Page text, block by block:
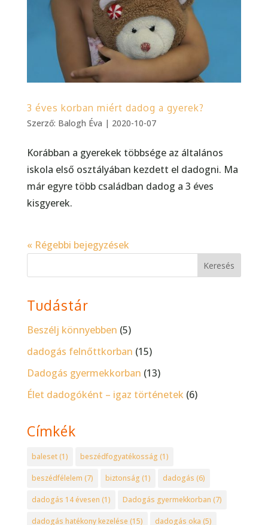
3 éves korban miért dadog a gyerek?
Szerző: Balogh Éva | 2020-10-07
Korábban a gyerekek többsége az általános
iskola első osztályában kezdett el dadogni. Ma
már egyre több családban dadog a 3 éves
kisgyerek.
« Régebbi bejegyzések
Tudástár
Beszélj könnyebben (5)
dadogás felnőttkorban (15)
Dadogás gyermekkorban (13)
Élet dadogóként – igaz történetek(6)
Címkék
baleset(1) beszédfogyatékosság (1)
beszédfélelem (7) biztonság (1) dadogás (6)
dadogás 14 évesen (1) Dadogás gyermekkorban (7)
dadogás hatékony kezelése (15) dadogás oka (5)